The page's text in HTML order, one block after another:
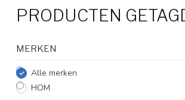
PRODUCTEN
MERKEN
Alle merken
HOM